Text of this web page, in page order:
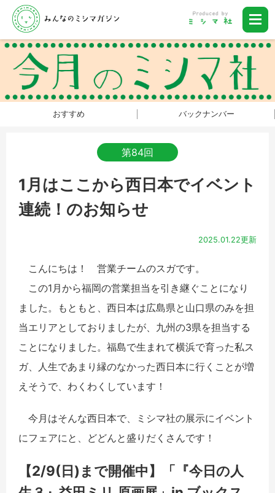
おすすめ バックナンバー
第84回
1月はここから西日本でイベント
連続！のお知らせ
2025.01.22更新
こんにちは！ 営業チームのスガです。
この1月から福岡の営業担当を引き継ぐことになり
ました。もともと、西日本は広島県と山口県のみを担
当エリアとしておりましたが、九州の3県を担当する
ことになりました。福島で生まれて横浜で育った私ス
ガ、人生であまり縁のなかった西日本に行くことが増
えそうで、わくわくしています！
今月はそんな西日本で、ミシマ社の展示にイベント
にフェアにと、どどんと盛りだくさんです！
【2/9(日)まで開催中】「『今日の人